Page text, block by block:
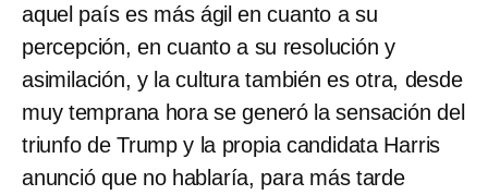
aquel país es más ágil en cuanto a su
percepción, en cuanto a su resolución y
asimilación, y la cultura también es otra, desde
muy temprana hora se generó la sensación del
triunfo de Trump y la propia candidata Harris
anunció que no hablaría, para más tarde